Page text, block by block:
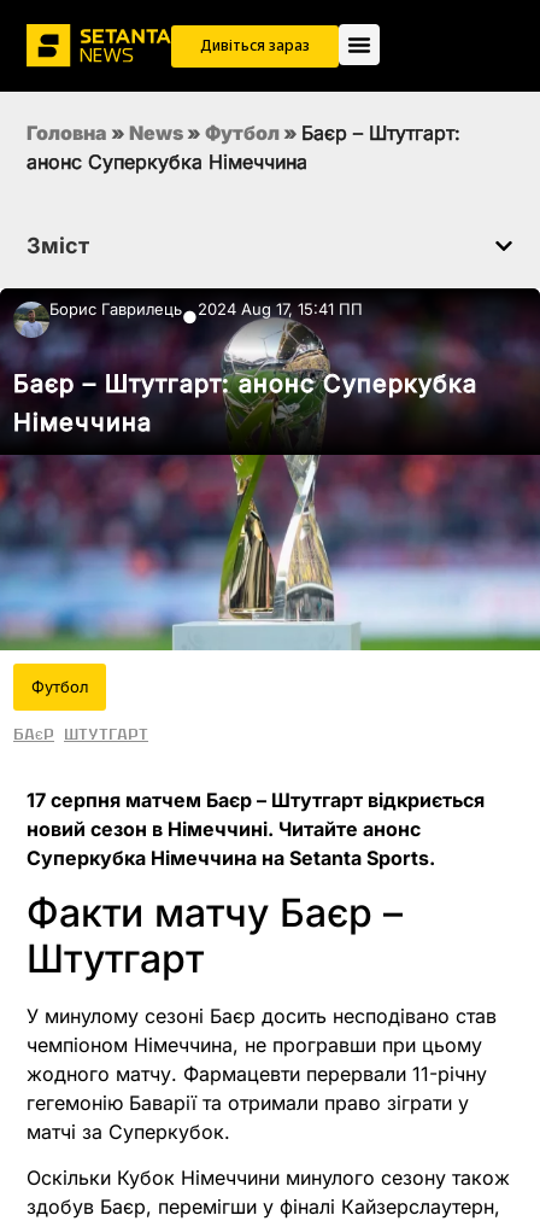
Дивіться зараз
Головна » News » Футбол » Баєр – Штутгарт:
анонс Суперкубка Німеччина
Зміст
Борис Гаврилець●2024 Aug 17, 15:41 ПП
Баєр – Штутгарт: анонс Суперкубка
Німеччина
Футбол
Баєр Штутгарт
17 серпня матчем Баєр – Штутгарт відкриється
новий сезон в Німеччині. Читайте анонс
Суперкубка Німеччина на Setanta Sports.
Факти матчу Баєр –
Штутгарт
У минулому сезоні Баєр досить несподівано став
чемпіоном Німеччина, не програвши при цьому
жодного матчу. Фармацевти перервали 11-річну
гегемонію Баварії та отримали право зіграти у
матчі за Суперкубок.
Оскільки Кубок Німеччини минулого сезону також
здобув Баєр, перемігши у фіналі Кайзерслаутерн,